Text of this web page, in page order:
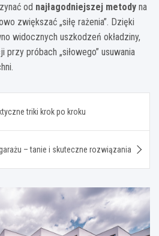
od najłagodniejszej metody na
zwiększać „siłę rażenia”. Dzięki
widocznych uszkodzeń okładziny,
próbach „siłowego” usuwania
triki krok po kroku
– tanie i skuteczne rozwiązania